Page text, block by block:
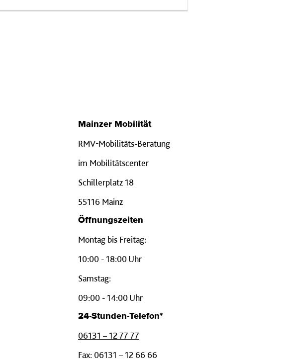
Mainzer Mobilität
RMV-Mobilitäts-Beratung
im Mobilitätscenter
Schillerplatz 18
55116 Mainz
Öffnungszeiten
Montag bis Freitag:
10:00 - 18:00 Uhr
Samstag:
09:00 - 14:00 Uhr
24-Stunden-Telefon*
06131 – 12 77 77
Fax: 06131 – 12 66 66